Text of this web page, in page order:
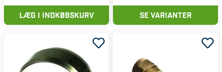
LÆG I INDKØBSKURV SE VARIANTER